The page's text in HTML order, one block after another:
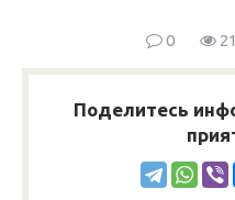
0
Поделитесь